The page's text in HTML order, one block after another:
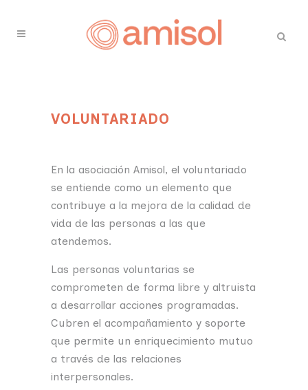
VOLUNTARIADO
En la asociación Amisol, el voluntariado
se entiende como un elemento que
contribuye a la mejora de la calidad de
vida de las personas a las que
atendemos.
Las personas voluntarias se
comprometen de forma libre y altruista
a desarrollar acciones programadas.
Cubren el acompañamiento y soporte
que permite un enriquecimiento mutuo
a través de las relaciones
interpersonales.